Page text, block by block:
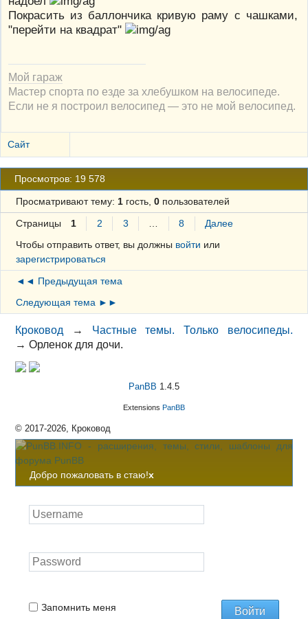
Покрасить из баллончика кривую раму с чашками,
"перейти на квадрат"
Мой гараж
Мастер спорта по езде за хлебушком на велосипеде.
Если не я построил велосипед — это не мой велосипед.
Сайт
Просмотров: 19 578
Просматривают тему: 1гость, 0пользователей
Страницы 1 2 3 8
Далее
Чтобы отправить ответ, вы должны войти или
зарегистрироваться
◄◄ Предыдущая тема
Следующая тема ►►
Кроковод → Частные темы. Только велосипеды.
→Орленок для дочи.
PanBB 1.4.5
Extensions PanBB
© 2017-2026, Кроковод
Добро пожаловать в стаю!x
Запомнить меня